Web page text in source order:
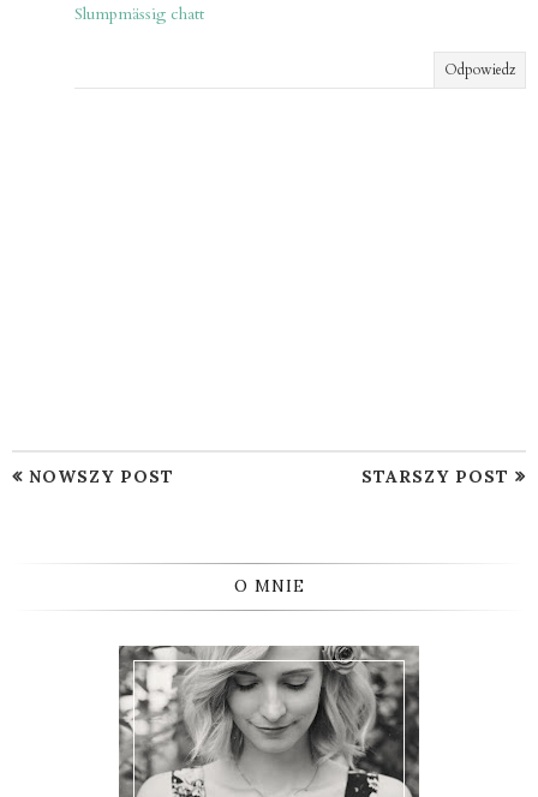
Slumpmässig chatt
Odpowiedz
NOWSZY POST STARSZY POST
O MNIE